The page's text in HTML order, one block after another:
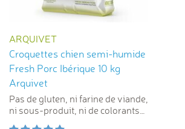
ARQUIVET
Croquettes chien semi-humide
Fresh Porc Ibérique 10 kg
Arquivet
Pas de gluten, ni farine de viande,
ni sous-produit, ni de colorants
artificiels